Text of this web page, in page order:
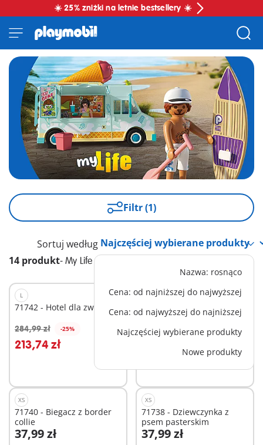
☀️ 25% zniżki na letnie bestsellery ☀️
Filtr (1)
14 produkt- My Life
Sortuj według
Nazwa: rosnąco
Cena: od najniższej do najwyższej
Cena: od najwyższej do najniższej
Najczęściej wybierane produkty
Nowe produkty
L
71742 - Hotel dla zwierząt
284,99 zł -25%
213,74 zł
Dodaj do koszyka
XS
71739 - Skaterka z
retriverem
37,99 zł
Dodaj do koszyka
XS
71740 - Biegacz z border
collie
37,99 zł
Dodaj do koszyka
XS
71738 - Dziewczynka z
psem pasterskim
37,99 zł
Dodaj do koszyka